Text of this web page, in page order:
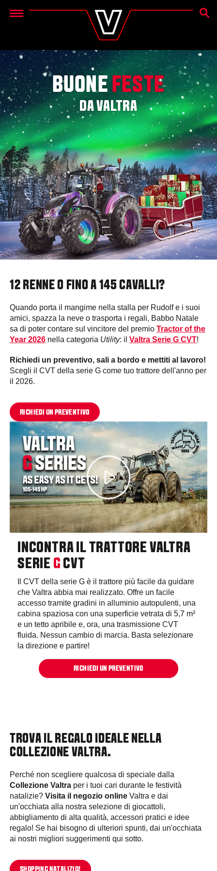
Menu
CERCA
BUONEFESTE
DA VALTRA
12 RENNE O FINO A 145 CAVALLI?
Quando porta il mangime nella stalla per Rudolf e i suoi
amici, spazza la neve o trasporta i regali, Babbo Natale
sa di poter contare sul vincitore del premio Tractor of the
Year 2026 nella categoria Utility: il Valtra Serie G CVT!
Richiedi un preventivo, sali a bordo e mettiti al lavoro!
Scegli il CVT della serie G come tuo trattore dell'anno per
il 2026.
RICHIEDI UN PREVENTIVO
INCONTRA IL TRATTORE VALTRA
SERIE G CVT
Il CVT della serie G è il trattore più facile da guidare
che Valtra abbia mai realizzato. Offre un facile
accesso tramite gradini in alluminio autopulenti, una
cabina spaziosa con una superficie vetrata di 5,7 m²
e un tetto apribile e, ora, una trasmissione CVT
fluida. Nessun cambio di marcia. Basta selezionare
la direzione e partire!
RICHIEDI UN PREVENTIVO
TROVA IL REGALO IDEALE NELLA
COLLEZIONE VALTRA.
Perché non scegliere qualcosa di speciale dalla
Collezione Valtra per i tuoi cari durante le festività
natalizie? Visita il negozio online Valtra e dai
un'occhiata alla nostra selezione di giocattoli,
abbigliamento di alta qualità, accessori pratici e idee
regalo! Se hai bisogno di ulteriori spunti, dai un'occhiata
ai nostri migliori suggerimenti qui sotto.